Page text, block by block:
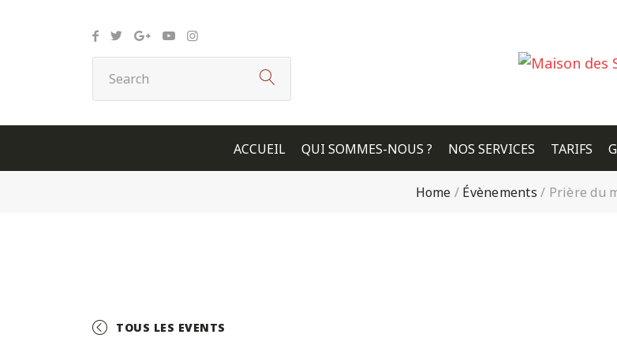
ACCUEIL QUI SOMMES-NOUS ? NOS SERVICES TARIFS
Home / Évènements / Prière du
TOUS LES EVENTS